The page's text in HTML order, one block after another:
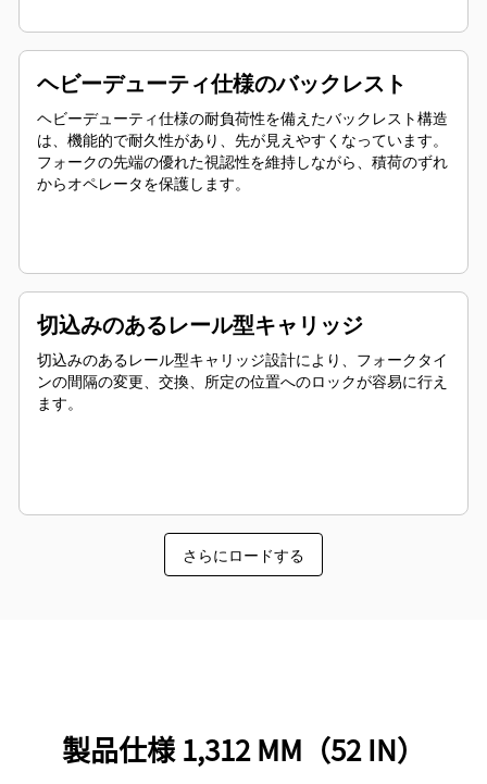
ヘビーデューティ仕様のバックレスト
ヘビーデューティ仕様の耐負荷性を備えたバックレスト構造
は、機能的で耐久性があり、先が見えやすくなっています。
フォークの先端の優れた視認性を維持しながら、積荷のずれ
からオペレータを保護します。
切込みのあるレール型キャリッジ
切込みのあるレール型キャリッジ設計により、フォークタイ
ンの間隔の変更、交換、所定の位置へのロックが容易に行え
ます。
さらにロードする
製品仕様 1,312 MM（52 IN）